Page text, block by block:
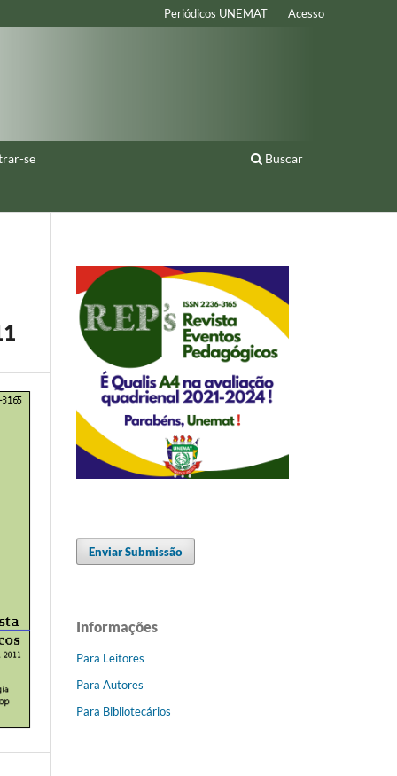
se Buscar
Periódicos UNEMAT Acesso
Enviar Submissão
Informações
Para Leitores
Para Autores
Para Bibliotecários